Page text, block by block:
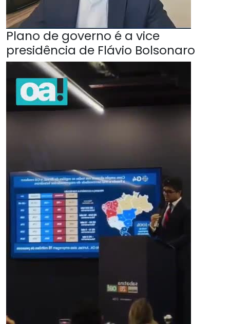
Plano de governo é a vice
presidência de Flávio Bolsonaro